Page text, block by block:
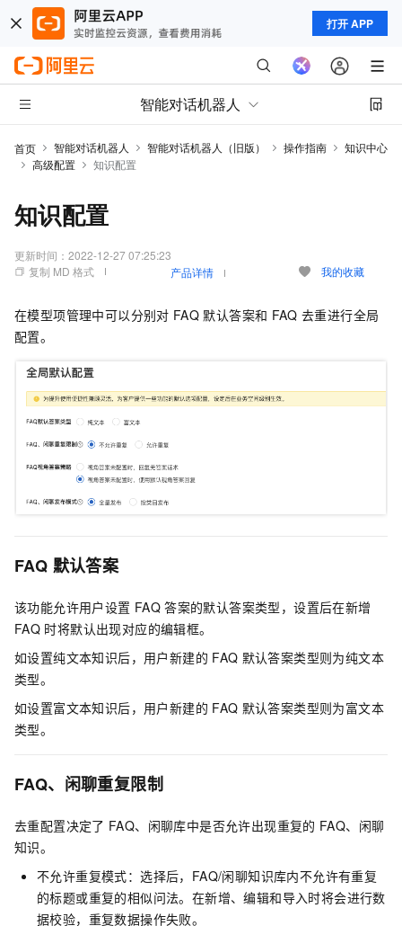
打开 APP
智能对话机器人
首页 智能对话机器人 智能对话机器人（旧版） 操作指南
知识中心
高级配置
知识配置
知识配置
更新时间： 2022-12-27 07:25:23
复制 MD 格式
产品详情 我的收藏
在模型项管理中可以分别对 FAQ 默认答案和 FAQ 去重进行全局
配置。
FAQ 默认答案
该功能允许用户设置 FAQ 答案的默认答案类型，设置后在新增
FAQ 时将默认出现对应的编辑框。
如设置纯文本知识后，用户新建的 FAQ 默认答案类型则为纯文本
类型。
如设置富文本知识后，用户新建的 FAQ 默认答案类型则为富文本
类型。
FAQ、闲聊重复限制
去重配置决定了 FAQ、闲聊库中是否允许出现重复的 FAQ、闲聊
知识。
不允许重复模式：选择后，FAQ/闲聊知识库内不允许有重复
的标题或重复的相似问法。在新增、编辑和导入时将会进行数
据校验，重复数据操作失败。